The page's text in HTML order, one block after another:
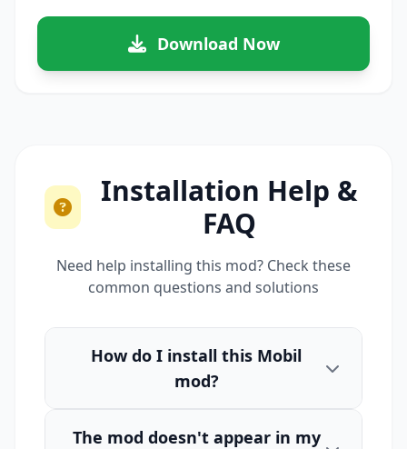
Download Now
Installation Help &
FAQ
Need help installing this mod? Check these
common questions and solutions
How do I install this Mobil
mod?
The mod doesn't appear in my